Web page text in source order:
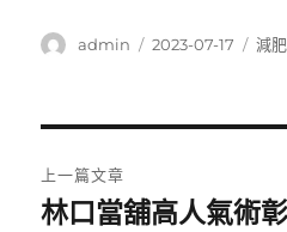
作
admin
發
2023-07-17
分
減
章
上一篇文章
上
林口當舖高人氣術